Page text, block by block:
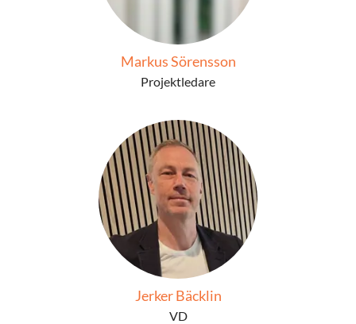
Markus Sörensson
Projektledare
Jerker Bäcklin
VD